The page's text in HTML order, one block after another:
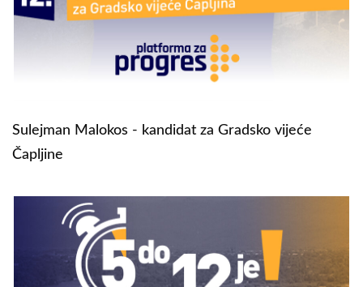
Sulejman Malokos - kandidat za Gradsko vijeće
Čapljine